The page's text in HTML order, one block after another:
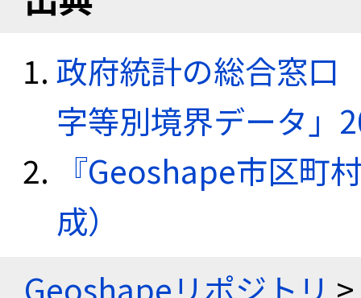
政府統計の総合窓口
字等別境界データ」
『Geoshape市区町
成）
Geoshapeリポジトリ >